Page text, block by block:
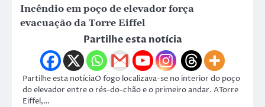
Incêndio em poço de elevador força
evacuação da Torre Eiffel
Partilhe esta notícia
Partilhe esta notíciaO fogo localizava-se no interior do poço
do elevador entre o rés-do-chão e o primeiro andar. ATorre
Eiffel,…